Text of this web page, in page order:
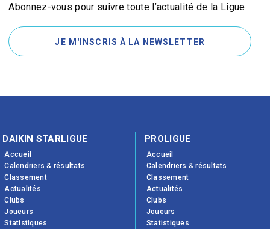
Abonnez-vous pour suivre toute l’actualité de la Ligue
JE M'INSCRIS À LA NEWSLETTER
DAIKIN STARLIGUE
Accueil
Calendriers & résultats
Classement
Actualités
Clubs
Joueurs
Statistiques
PROLIGUE
Accueil
Calendriers & résultats
Classement
Actualités
Clubs
Joueurs
Statistiques